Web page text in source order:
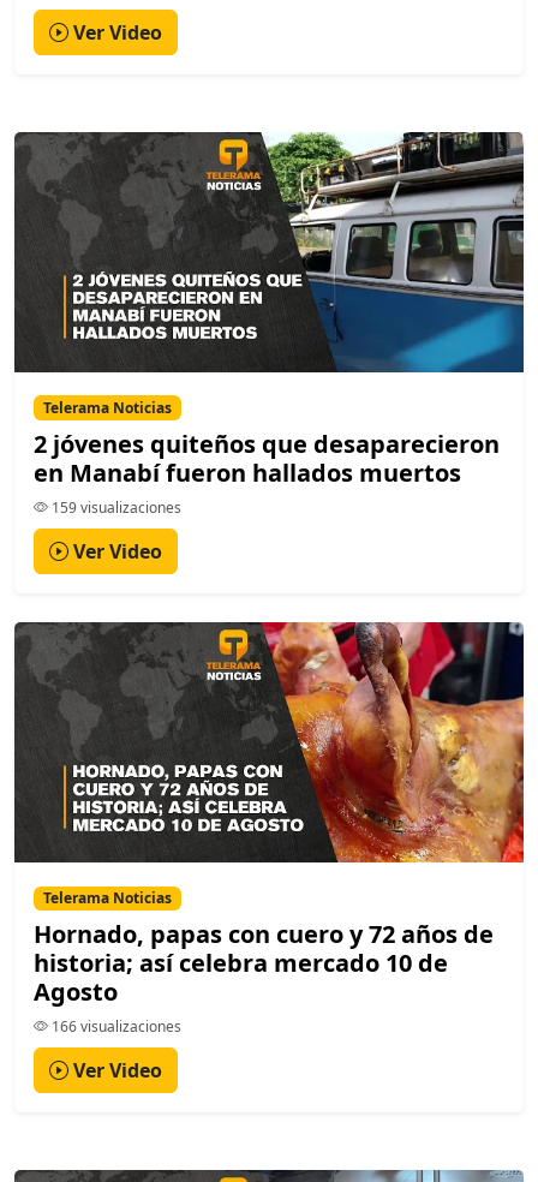
Ver Video
Telerama Noticias
2 jóvenes quiteños que desaparecieron
en Manabí fueron hallados muertos
159 visualizaciones
Ver Video
Telerama Noticias
Hornado, papas con cuero y 72 años de
historia; así celebra mercado 10 de
Agosto
166 visualizaciones
Ver Video